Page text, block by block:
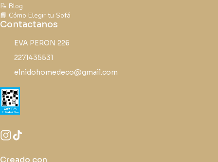
📝 Blog
📘 Cómo Elegir tu Sofá
Contactanos
EVA PERON 226
2271435531
elnidohomedeco@gmail.com
Creado con